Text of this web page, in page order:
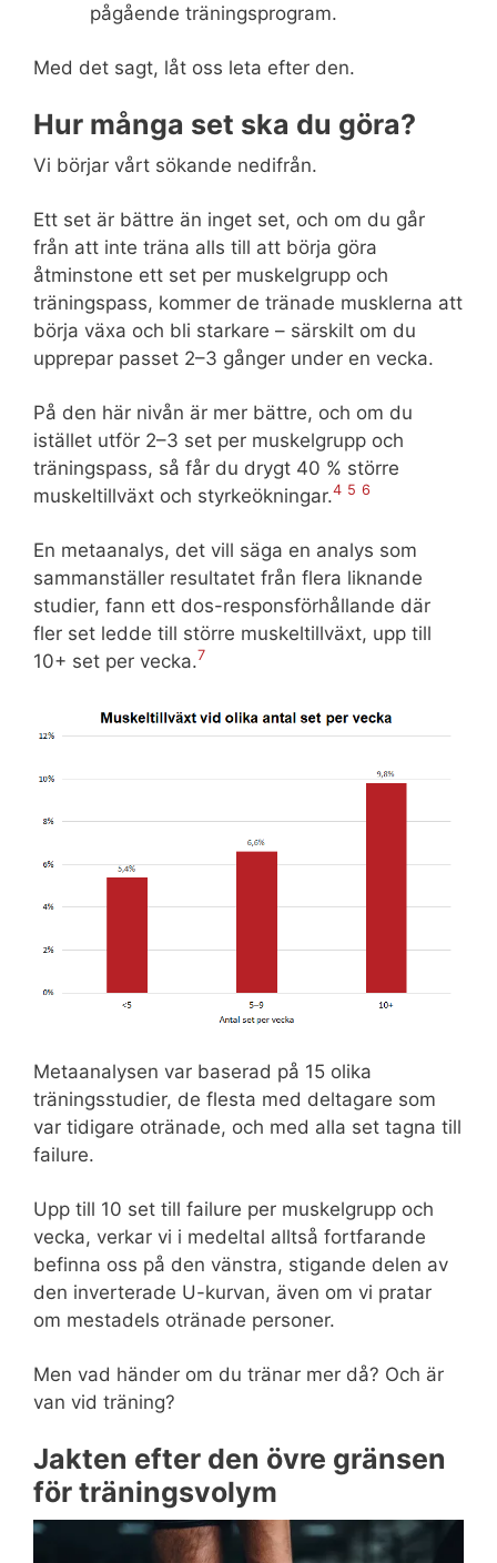
pågående träningsprogram.
Med det sagt, låt oss leta efter den.
Hur många set ska du göra?
Vi börjar vårt sökande nedifrån.
Ett set är bättre än inget set, och om du går
från att inte träna alls till att börja göra
åtminstone ett set per muskelgrupp och
träningspass, kommer de tränade musklerna att
börja växa och bli starkare – särskilt om du
upprepar passet 2–3 gånger under en vecka.
På den här nivån är mer bättre, och om du
istället utför 2–3 set per muskelgrupp och
träningspass, så får du drygt 40 % större
muskeltillväxt och styrkeökningar.4 5 6
En metaanalys, det vill säga en analys som
sammanställer resultatet från flera liknande
studier, fann ett dos-responsförhållande där
fler set ledde till större muskeltillväxt, upp till
10+ set per vecka.7
Metaanalysen var baserad på 15 olika
träningsstudier, de flesta med deltagare som
var tidigare otränade, och med alla set tagna till
failure.
Upp till 10 set till failure per muskelgrupp och
vecka, verkar vi i medeltal alltså fortfarande
befinna oss på den vänstra, stigande delen av
den inverterade U-kurvan, även om vi pratar
om mestadels otränade personer.
Men vad händer om du tränar mer då? Och är
van vid träning?
Jakten efter den övre gränsen
för träningsvolym